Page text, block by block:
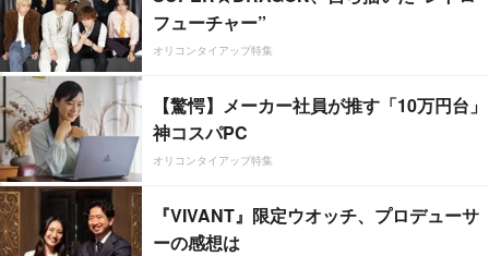
フューチャー”
オリコンタイアップ特集
【驚愕】メーカー社員が推す「10万円台」
神コスパPC
オリコンタイアップ特集
『VIVANT』限定ウオッチ、プロデューサ
ーの感想は